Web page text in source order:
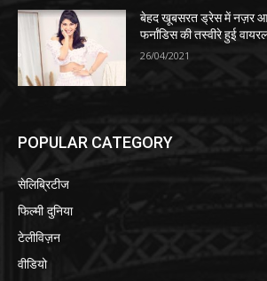
बेहद खूबसरत ड्रेस में नज़र
फर्नांडिस की तस्वीरे हुई
26/04/2021
POPULAR CATEGORY
सेलिब्रिटीज
फिल्मी दुनिया
टेलीविज़न
वीडियो